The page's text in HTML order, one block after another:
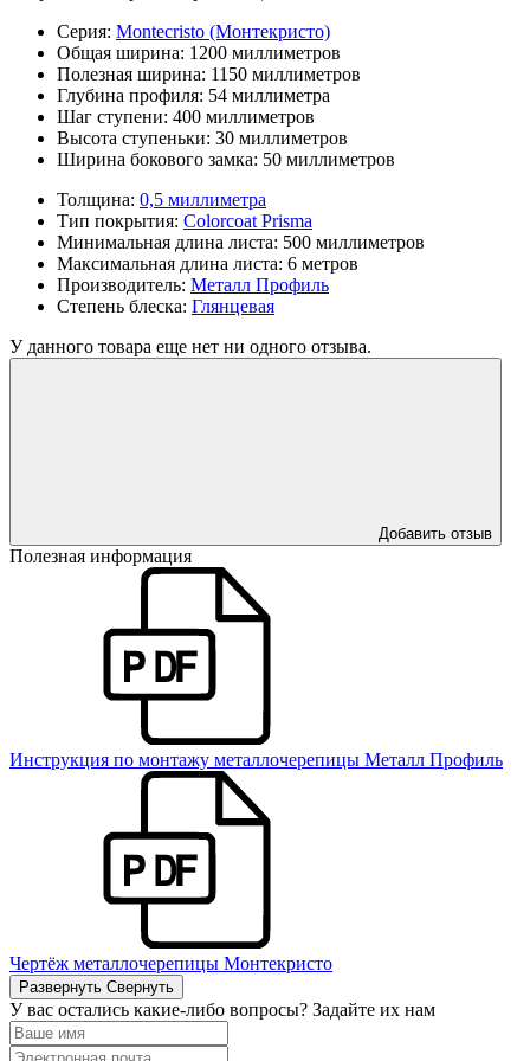
Серия: Montecristo (Монтекристо)
Общая ширина: 1200 миллиметров
Полезная ширина: 1150 миллиметров
Глубина профиля: 54 миллиметра
Шаг ступени: 400 миллиметров
Высота ступеньки: 30 миллиметров
Ширина бокового замка: 50 миллиметров
Толщина: 0,5 миллиметра
Тип покрытия: Colorcoat Prisma
Минимальная длина листа: 500 миллиметров
Максимальная длина листа: 6 метров
Производитель: Металл Профиль
Степень блеска: Глянцевая
У данного товара еще нет ни одного отзыва.
Добавить отзыв
Полезная информация
Инструкция по монтажу металлочерепицы Металл Профиль
Чертёж металлочерепицы Монтекристо
Развернуть Свернуть
У вас остались какие-либо вопросы? Задайте их нам